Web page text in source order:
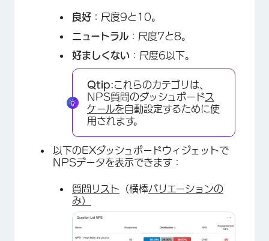
良好 ：尺度9と10。
ニュートラル ：尺度7と8。
好ましくない ：尺度6以下。
Qtip:これらのカテゴリは、
NPS質問のダッシュボードス
ケールを自動設定するために使
用されます。
以下のEXダッシュボードウィジェットで
NPSデータを表示できます：
質問リスト （横棒バリエーションの
み）